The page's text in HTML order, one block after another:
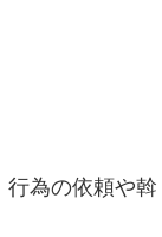
為の依頼や斡